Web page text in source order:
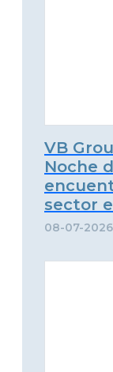
VB
Noche
sector
08-07-2026